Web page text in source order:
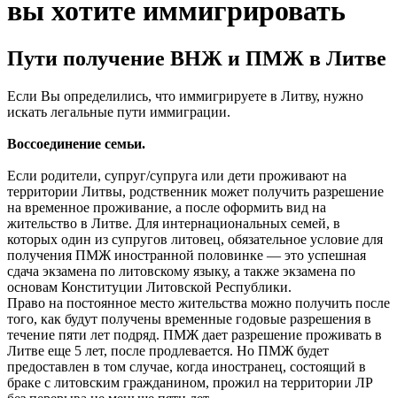
вы хотите иммигрировать
Пути получение ВНЖ и ПМЖ в Литве
Если Вы определились, что иммигрируете в Литву, нужно
искать легальные пути иммиграции.
Воссоединение семьи.
Если родители, супруг/супруга или дети проживают на
территории Литвы, родственник может получить разрешение
на временное проживание, а после оформить вид на
жительство в Литве. Для интернациональных семей, в
которых один из супругов литовец, обязательное условие для
получения ПМЖ иностранной половинке — это успешная
сдача экзамена по литовскому языку, а также экзамена по
основам Конституции Литовской Республики.
Право на постоянное место жительства можно получить после
того, как будут получены временные годовые разрешения в
течение пяти лет подряд. ПМЖ дает разрешение проживать в
Литве еще 5 лет, после продлевается. Но ПМЖ будет
предоставлен в том случае, когда иностранец, состоящий в
браке с литовским гражданином, прожил на территории ЛР